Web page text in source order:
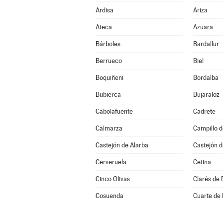
Ardisa Ariza
Ateca Azuara
Bárboles Bardallur
Berrueco Biel
Boquiñeni Bordalba
Bubierca Bujaraloz
Cabolafuente Cadrete
Calmarza Campillo
Castejón de Alarba Castejón
Cerveruela Cetina
Cinco Olivas Clarés de
Cosuenda Cuarte de